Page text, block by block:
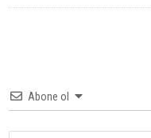
Abone ol